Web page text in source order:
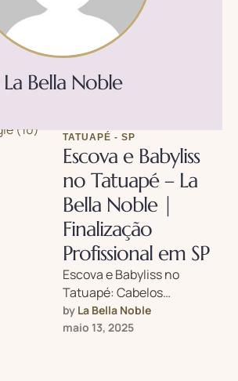
La Bella Noble
TATUAPÉ - SP
Escova e Babyliss
no Tatuapé – La
Bella Noble |
Finalização
Profissional em SP
Escova e Babyliss no
Tatuapé: Cabelos
Modelados com Perfeição
no La Bella NobleQuer sair
by La Bella Noble
maio 13, 2025